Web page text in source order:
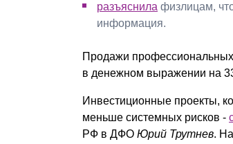
разъяснила физлицам,
информация.
Продажи профессиональных
в денежном выражении на
Инвестиционные проекты,
меньше системных рисков -
РФ в ДФО Юрий Трутнев.